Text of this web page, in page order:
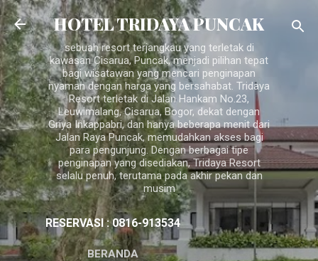
Langsung ke konten utama
HOTEL TRIDAYA PUNCAK
sebuah resort terjangkau yang terletak di
kawasan Cisarua, Puncak, menjadi pilihan tepat
bagi wisatawan yang mencari penginapan
nyaman dengan harga yang bersahabat. Tridaya
Resort terletak di Jalan Hankam No.23,
Leuwimalang, Cisarua, Bogor, dekat dengan
Griya Inkappabri, dan hanya beberapa menit dari
Jalan Raya Puncak, memudahkan akses bagi
para pengunjung. Dengan berbagai tipe
penginapan yang disediakan, Tridaya Resort
selalu penuh, terutama pada akhir pekan dan
musim
RESERVASI : 0816-913534
BERANDA